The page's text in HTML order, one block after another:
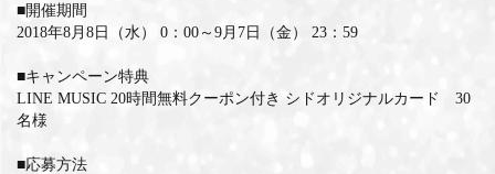
FAQ
■開催期間
2018年8月8日（水） 0：00～9月7日（金） 23：59
■キャンペーン特典
LINE MUSIC 20時間無料クーポン付き シドオリジナルカード 30
名様
■応募方法